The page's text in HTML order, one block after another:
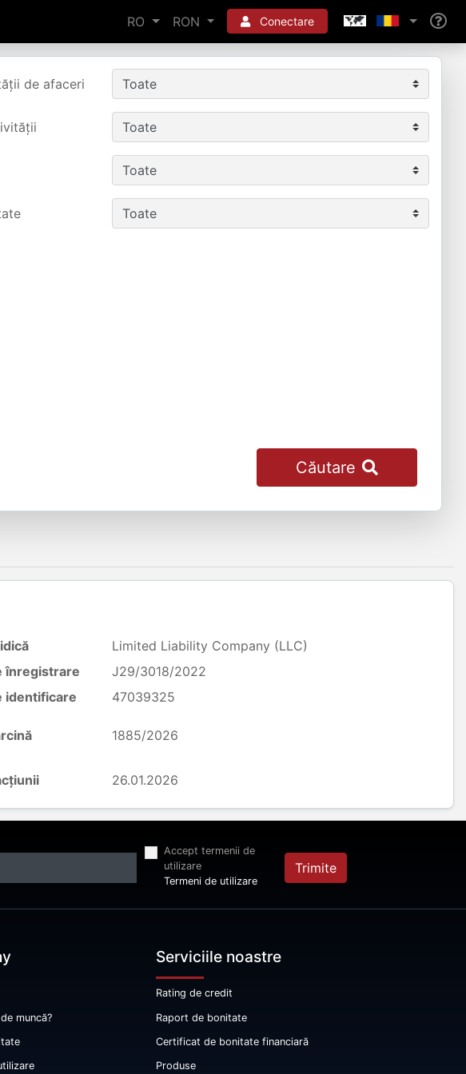
RO RON Conectare
de afaceri
Căutare
Limited Liability Company (LLC)
înregistrare
J29/3018/2022
identificare
47039325
1885/2026
26.01.2026
Accept termenii de
utilizare
Termeni de utilizare
Trimite
muncă?
Serviciile noastre
Rating de credit
Raport de bonitate
Certificat de bonitate financiară
Produse